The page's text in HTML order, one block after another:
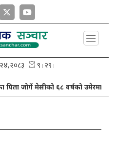
मेसीको ६८ वर्षको उमेरमा निधन